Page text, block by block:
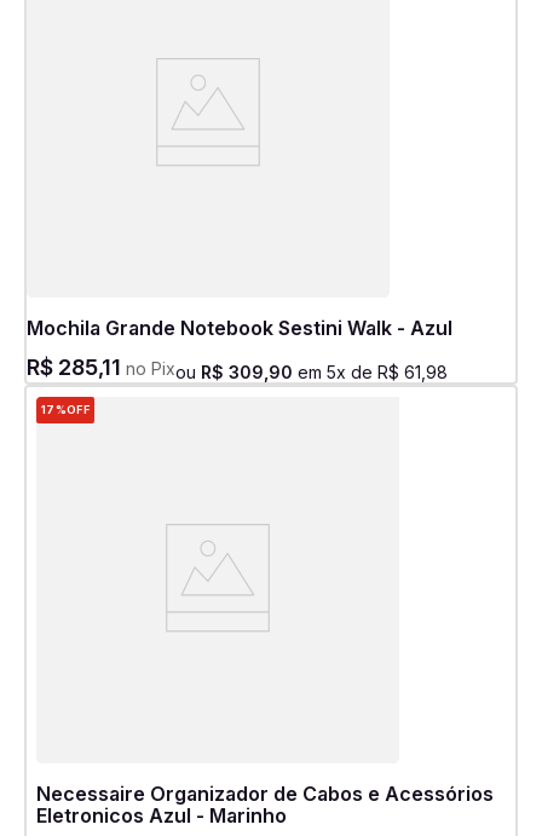
Mochila Grande Notebook Sestini Walk - Azul
R$ 285,11 no Pixou R$ 309 90 em 5x de R$ 61 98
17%OFF
Necessaire Organizador de Cabos e Acessórios
Eletronicos Azul - Marinho